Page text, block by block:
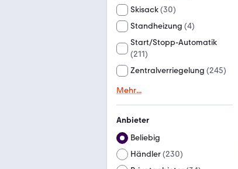
Skisack(30)
Standheizung (4)
Start/Stopp-Automatik
(211)
Zentralverriegelung (245)
Mehr...
Anbieter
Beliebig
Händler(230)